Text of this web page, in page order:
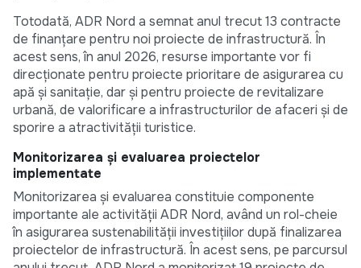
Totodată, ADR Nord a semnat anul trecut 13 contracte
de finanțare pentru noi proiecte de infrastructură. În
acest sens, în anul 2026, resurse importante vor fi
direcționate pentru proiecte prioritare de asigurarea cu
apă și sanitație, dar și pentru proiecte de revitalizare
urbană, de valorificare a infrastructurilor de afaceri și de
sporire a atractivității turistice.
Monitorizarea și evaluarea proiectelor
implementate
Monitorizarea și evaluarea constituie componente
importante ale activității ADR Nord, având un rol-cheie
în asigurarea sustenabilității investițiilor după finalizarea
proiectelor de infrastructură. În acest sens, pe parcursul